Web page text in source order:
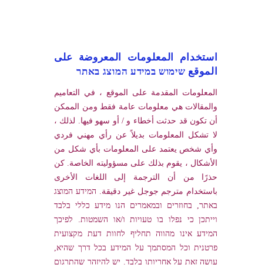
استخدام المعلومات المعروضة على
الموقع שימוש במידע המוצג באתר
المعلومات المقدمة على الموقع ، في التعاميم
والمقالات هي معلومات عامة فقط ومن الممكن
أن تكون قد حدثت أخطاء و / أو سهو فيها. لذلك ،
لا تشكل المعلومات بديلاً عن رأي مهني فردي
وأي شخص يعتمد على المعلومات بأي شكل من
الأشكال ، يقوم بذلك على مسؤوليته الخاصة. كن
حذرًا من أن الترجمة إلى اللغات الأخرى
باستخدام مترجم جوجل غير دقيقة. המידע המוצג
באתר, בחוזרים ובמאמרים הנו מידע כללי בלבד
וייתכן כי נפלו בו טעויות ו/או השמטות. לפיכך
המידע אינו מהווה תחליף לחוות דעת מקצועית
פרטנית וכל המסתמך על המידע בכל דרך שהיא,
עושה זאת על אחריותו בלבד. יש להיזהר שהתרגום